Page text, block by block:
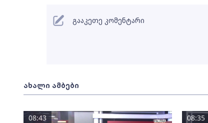
ახალი ამბები
08:43 08:35
გააკეთე კომენტარი